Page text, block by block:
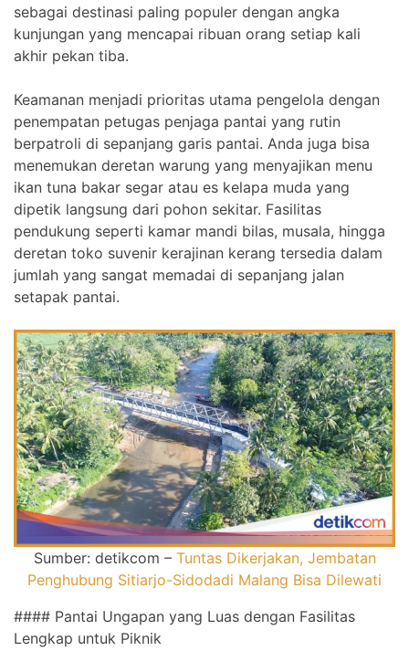
sebagai destinasi paling populer dengan angka
kunjungan yang mencapai ribuan orang setiap kali
akhir pekan tiba.
Keamanan menjadi prioritas utama pengelola dengan
penempatan petugas penjaga pantai yang rutin
berpatroli di sepanjang garis pantai. Anda juga bisa
menemukan deretan warung yang menyajikan menu
ikan tuna bakar segar atau es kelapa muda yang
dipetik langsung dari pohon sekitar. Fasilitas
pendukung seperti kamar mandi bilas, musala, hingga
deretan toko suvenir kerajinan kerang tersedia dalam
jumlah yang sangat memadai di sepanjang jalan
setapak pantai.
Sumber: detikcom – Tuntas Dikerjakan, Jembatan
Penghubung Sitiarjo-Sidodadi Malang Bisa Dilewati
#### Pantai Ungapan yang Luas dengan Fasilitas
Lengkap untuk Piknik